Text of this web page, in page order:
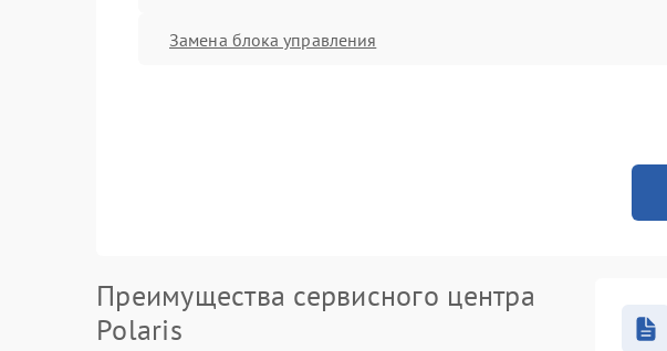
Замена блока управления
Преимущества сервисного центра
Polaris